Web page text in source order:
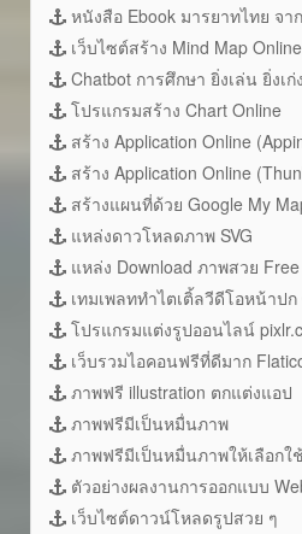
หนังสือ Ebook มารยาทไทย จ
เว็บไซต์สร้าง Mind Map Online
Chatbot การศึกษา ยิ่งเล่น ยิ่งเก่ง
โปรแกรมสร้าง Chart Online
สร้าง Application Online
สร้าง Application Online
สร้างแผนที่ด้วย Google My
แหล่งดาวโหลดภาพ SVG
แหล่ง Download ภาพสวย Free
เทมเพลททำไตเติ้ลวีดีโอหน้าป
โปรแกรมแต่งรูปออนไลน์
เว็บรวมไอคอนฟรีที่ดีมาก
ภาพฟรี illustration ตกแต่งแอป
ภาพฟรีมีเป็นหมื่นภาพ
ภาพฟรีมีเป็นหมื่นภาพให้เลือกใ
ตัวอย่างผลงานการออกแบบ
เว็บไซต์ดาวน์โหลดรูปสวย ๆ